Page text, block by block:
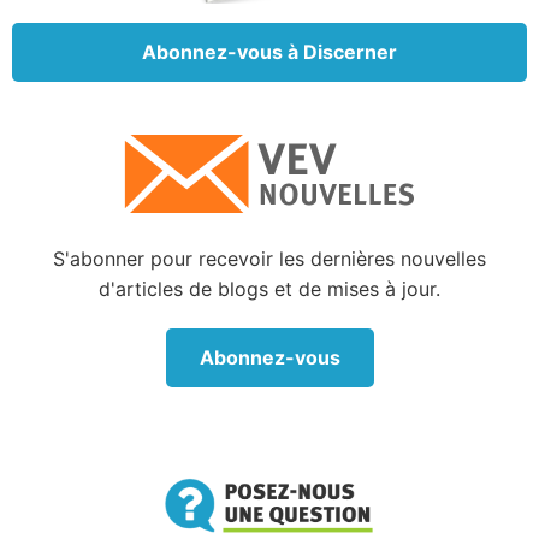
question par une parabole. Pour comprendre celle-
ci, il est utile de se renseigner sur le contexte de
cette journée-là. Le commentaire de la Bible Annotée
légiste] persistait dans son intention d’éprouver
Jésus ; car si le Sauveur avait répondu : Tout
homme, le légiste aurait montré qu’il était en
pharisiens, qui ne considéraient comme leur
prochain que les Juifs, à l’exclusion des étrangers ».
Être un bon prochain nécessite de la compassion
La parabole du bon Samaritain (versets 30-37)
agressé, volé et laissé pour mort au bord du chemin.
Les deux premiers voyageurs qui virent l'homme
Abonnez-vous à Discerner
S'abonner pour recevoir les dernières nouvelles
d'articles de blogs et de mises à jour.
Abonnez-vous